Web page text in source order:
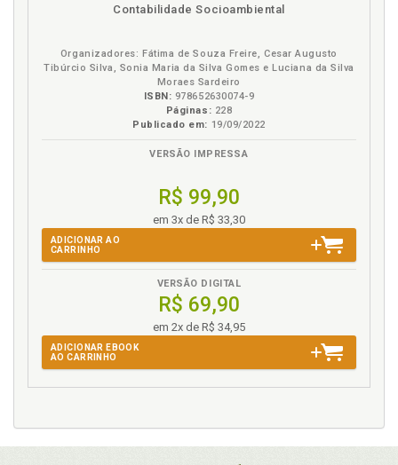
Contabilidade Socioambiental
Organizadores: Fátima de Souza Freire, Cesar Augusto
Tibúrcio Silva, Sonia Maria da Silva Gomes e Luciana da Silva
Moraes Sardeiro
ISBN: 978652630074-9
Páginas: 228
Publicado em: 19/09/2022
VERSÃO IMPRESSA
R$ 99,90
em 3x de R$ 33,30
ADICIONAR AO
CARRINHO
VERSÃO DIGITAL
R$ 69,90
em 2x de R$ 34,95
ADICIONAR EBOOK
AO CARRINHO